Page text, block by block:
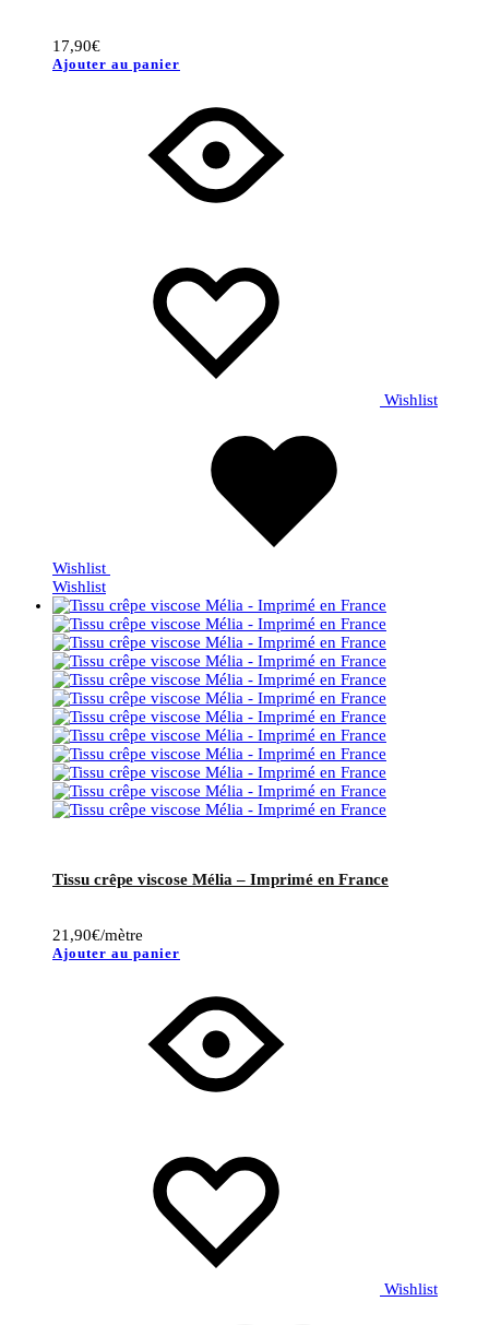
17,90€
Ajouter au panier
Wishlist
Wishlist
Wishlist
Tissu crêpe viscose Mélia – Imprimé en France
21,90€/mètre
Ajouter au panier
Wishlist